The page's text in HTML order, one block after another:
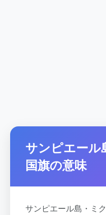
サンピエール
国旗の意味
サンピエール島・ミ